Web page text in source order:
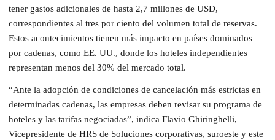
tener gastos adicionales de hasta 2,7 millones de USD,
correspondientes al tres por ciento del volumen total de reservas.
Estos acontecimientos tienen más impacto en países dominados
por cadenas, como EE. UU., donde los hoteles independientes
representan menos del 30% del mercado total.
“Ante la adopción de condiciones de cancelación más estrictas en
determinadas cadenas, las empresas deben revisar su programa de
hoteles y las tarifas negociadas”, indica Flavio Ghiringhelli,
Vicepresidente de HRS de Soluciones corporativas, suroeste y este